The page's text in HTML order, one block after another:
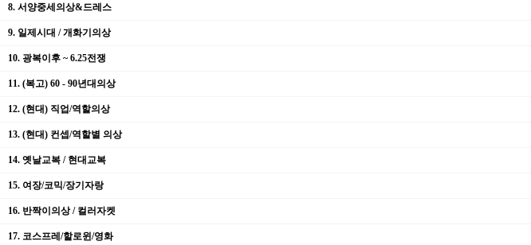
8. 서양중세의상&드레스
9. 일제시대 / 개화기의상
10. 광복이후 ~ 6.25전쟁
11. (복고) 60 - 90년대의상
12. (현대) 직업/역할의상
13. (현대) 컨셉/역할별 의상
14. 옛날교복 / 현대교복
15. 여장/코믹/장기자랑
16. 반짝이의상 / 컬러자켓
17. 코스프레/할로윈/영화